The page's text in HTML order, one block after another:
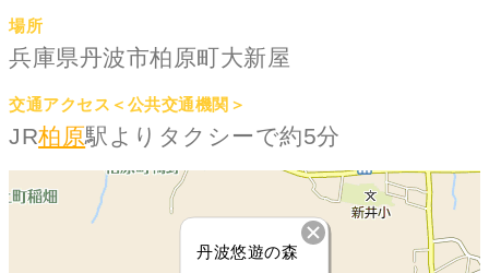
場所
兵庫県丹波市柏原町大新屋
交通アクセス＜公共交通機関＞
JR柏原駅よりタクシーで約5分
丹波悠遊の森